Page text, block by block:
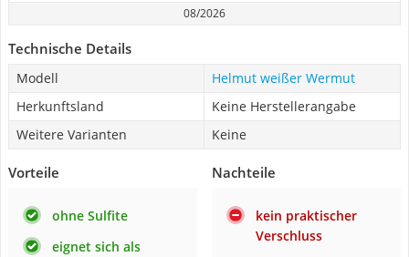
08/2026
Technische Details
Modell
Helmut weißer Wermut
Herkunftsland
Keine Herstellerangabe
Weitere Varianten
Keine
Vorteile
ohne Sulfite
eignet sich als
Nachteile
kein praktischer
Verschluss